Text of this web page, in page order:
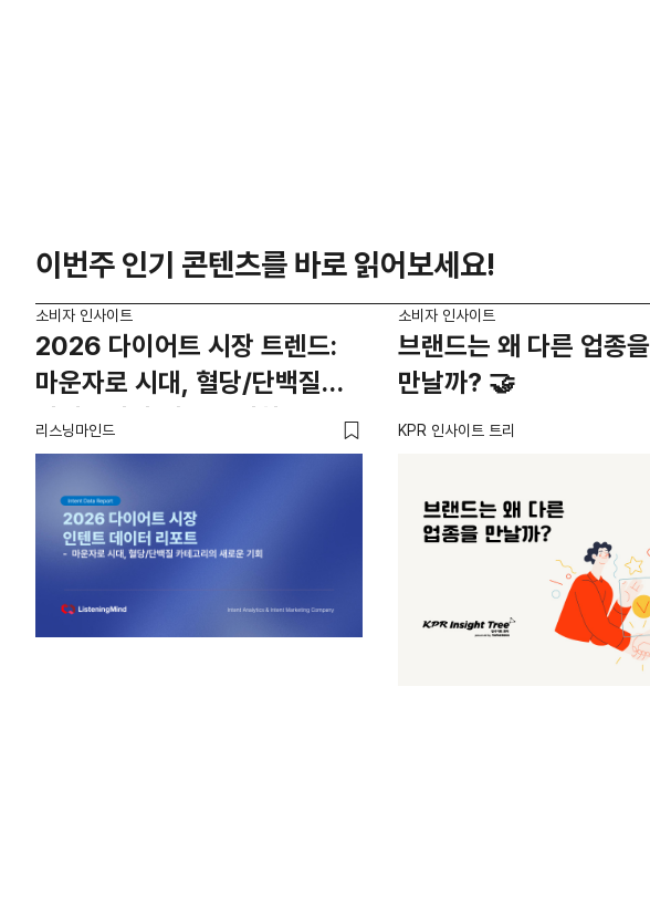
이번주 인기 콘텐츠를 바로 읽어보세요!
소비자 인사이트
2026 다이어트 시장 트렌드:
마운자로 시대, 혈당/단백질
카테고리의 새로운 기회
리스닝마인드
소비자 인사이트
브랜드는 왜 다른 업종을
만날까? 🤝
KPR 인사이트 트리